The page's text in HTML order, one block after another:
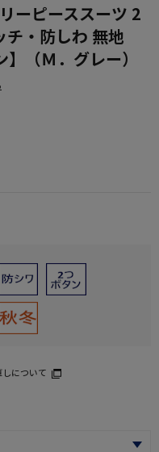
ーピーススーツ 2
チ・防しわ 無地
（Ｍ．グレー）
しについて